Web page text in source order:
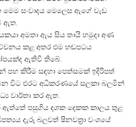
සංවාදය මෙලෙස ඇගේ වැඩ
ඇත.
අමතා ඇය සිය තායි හමුදා අණ
කළ අතර එම හඬපටය
ඇතිවී තිබේ.
පහ කිරීම සඳහා පෙත්සමක් ඉදිරිපත්
විට එරට අධිකරණයේ සලකා බලමින්
වාර්තා කර ඇත.
ඇත්තේ පසුගිය දශක දෙකක කාලය තුළ
දැරූ බලවත් ෂිනවත්‍රා වංශයේ